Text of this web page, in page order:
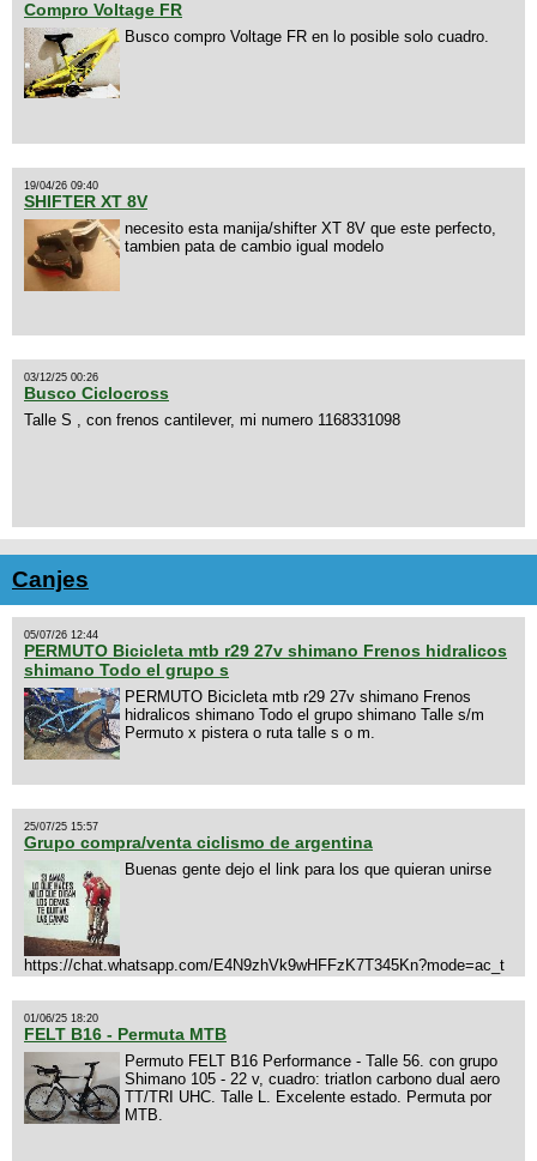
Compro Voltage FR
Busco compro Voltage FR en lo posible solo cuadro.
19/04/26 09:40
SHIFTER XT 8V
necesito esta manija/shifter XT 8V que este perfecto,
tambien pata de cambio igual modelo
03/12/25 00:26
Busco Ciclocross
Talle S , con frenos cantilever, mi numero 1168331098
Canjes
05/07/26 12:44
PERMUTO Bicicleta mtb r29 27v shimano Frenos hidralicos
shimano Todo el grupo s
PERMUTO Bicicleta mtb r29 27v shimano Frenos
hidralicos shimano Todo el grupo shimano Talle s/m
Permuto x pistera o ruta talle s o m.
25/07/25 15:57
Grupo compra/venta ciclismo de argentina
Buenas gente dejo el link para los que quieran unirse
https://chat.whatsapp.com/E4N9zhVk9wHFFzK7T345Kn?mode=ac_t
01/06/25 18:20
FELT B16 - Permuta MTB
Permuto FELT B16 Performance - Talle 56. con grupo
Shimano 105 - 22 v, cuadro: triatlon carbono dual aero
TT/TRI UHC. Talle L. Excelente estado. Permuta por
MTB.